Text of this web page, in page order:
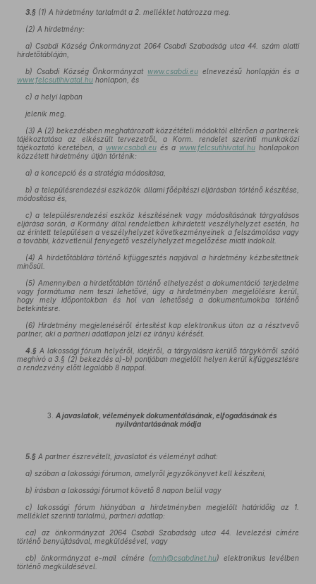
3.§ (1) A hirdetmény tartalmát a 2. melléklet határozza meg.
(2) A hirdetmény:
a) Csabdi Község Önkormányzat 2064 Csabdi Szabadság utca 44. szám alatti
hirdetőtábláján,
b) Csabdi Község Önkormányzat www.csabdi.eu elnevezésű honlapján és a
www.felcsutihivatal.hu honlapon, és
c) a helyi lapban
jelenik meg.
(3) A (2) bekezdésben meghatározott közzétételi módoktól eltérően a partnerek
tájékoztatása az elkészült tervezetről, a Korm. rendelet szerinti munkaközi
tájékoztató keretében, a www.csabdi.eu és a www.felcsutihivatal.hu honlapokon
közzétett hirdetmény útján történik:
a) a koncepció és a stratégia módosítása,
b) a településrendezési eszközök állami főépítészi eljárásban történő készítése,
módosítása és,
c) a településrendezési eszköz készítésének vagy módosításának tárgyalásos
eljárása során, a Kormány által rendeletben kihirdetett veszélyhelyzet esetén, ha
az érintett településen a veszélyhelyzet következményeinek a felszámolása vagy
a további, közvetlenül fenyegető veszélyhelyzet megelőzése miatt indokolt.
(4) A hirdetőtáblára történő kifüggesztés napjával a hirdetmény kézbesítettnek
minősül.
(5) Amennyiben a hirdetőtáblán történő elhelyezést a dokumentáció terjedelme
vagy formátuma nem teszi lehetővé, úgy a hirdetményben megjelölésre kerül,
hogy mely időpontokban és hol van lehetőség a dokumentumokba történő
betekintésre.
(6) Hirdetmény megjelenéséről értesítést kap elektronikus úton az a résztvevő
partner, aki a partneri adatlapon jelzi ez irányú kérését.
4.§ A lakossági fórum helyéről, idejéről, a tárgyalásra kerülő tárgykörről szóló
meghívó a 3.§ (2) bekezdés a)-b) pontjában megjelölt helyen kerül kifüggesztésre
a rendezvény előtt legalább 8 nappal.
3. A javaslatok, vélemények dokumentálásának, elfogadásának és
nyilvántartásának módja
5.§ A partner észrevételt, javaslatot és véleményt adhat:
a) szóban a lakossági fórumon, amelyről jegyzőkönyvet kell készíteni,
b) írásban a lakossági fórumot követő 8 napon belül vagy
c) lakossági fórum hiányában a hirdetményben megjelölt határidőig az 1.
melléklet szerinti tartalmú, partneri adatlap:
ca) az önkormányzat 2064 Csabdi Szabadság utca 44. levelezési címére
történő benyújtásával, megküldésével, vagy
cb) önkormányzat e-mail címére (pmh@csabdinet.hu) elektronikus levélben
történő megküldésével.